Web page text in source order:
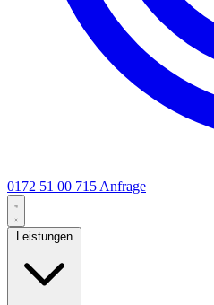
0172 51 00 715 Anfrage
Leistungen